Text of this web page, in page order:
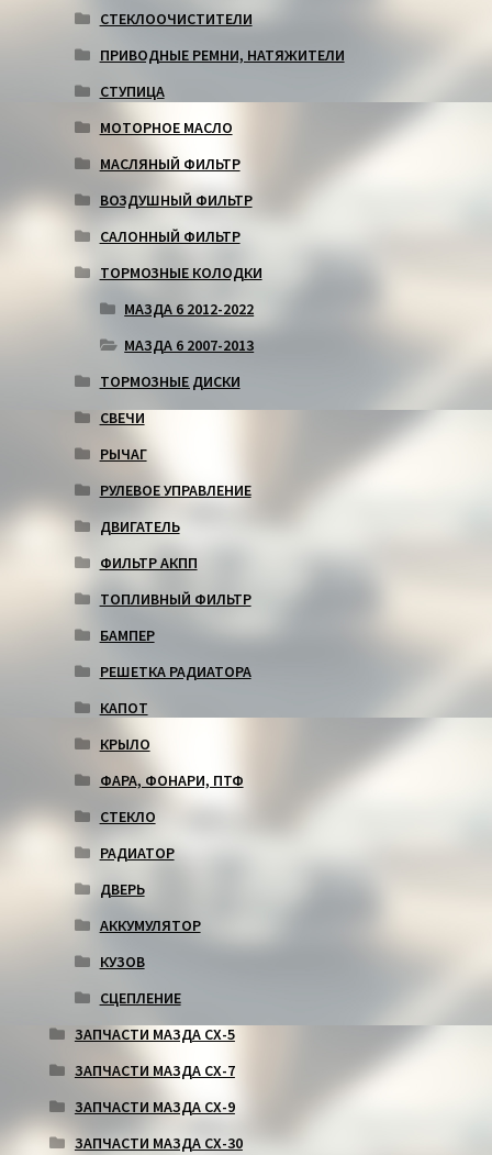
СТЕКЛООЧИСТИТЕЛИ
ПРИВОДНЫЕ РЕМНИ, НАТЯЖИТЕЛИ
СТУПИЦА
МОТОРНОЕ МАСЛО
МАСЛЯНЫЙ ФИЛЬТР
ВОЗДУШНЫЙ ФИЛЬТР
САЛОННЫЙ ФИЛЬТР
ТОРМОЗНЫЕ КОЛОДКИ
МАЗДА 6 2012-2022
МАЗДА 6 2007-2013
ТОРМОЗНЫЕ ДИСКИ
СВЕЧИ
РЫЧАГ
РУЛЕВОЕ УПРАВЛЕНИЕ
ДВИГАТЕЛЬ
ФИЛЬТР АКПП
ТОПЛИВНЫЙ ФИЛЬТР
БАМПЕР
РЕШЕТКА РАДИАТОРА
КАПОТ
КРЫЛО
ФАРА, ФОНАРИ, ПТФ
СТЕКЛО
РАДИАТОР
ДВЕРЬ
АККУМУЛЯТОР
КУЗОВ
СЦЕПЛЕНИЕ
ЗАПЧАСТИ МАЗДА СХ-5
ЗАПЧАСТИ МАЗДА СХ-7
ЗАПЧАСТИ МАЗДА СХ-9
ЗАПЧАСТИ МАЗДА СХ-30